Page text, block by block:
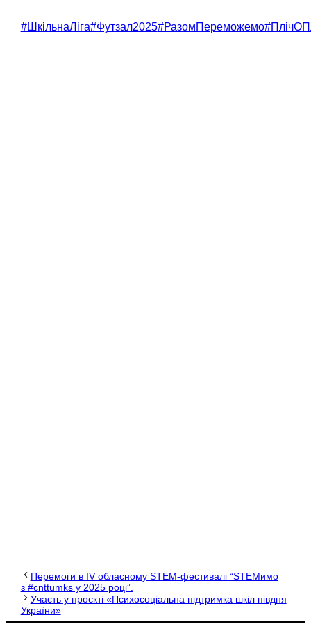
#ШкільнаЛіга#Футзал2025#РазомПереможемо
Перемоги в ІV обласному STEM-фестивалі “STEMимо
з #cnttumks у 2025 році”.
Участь у проєкті «Психосоціальна підтримка шкіл півдня
України»